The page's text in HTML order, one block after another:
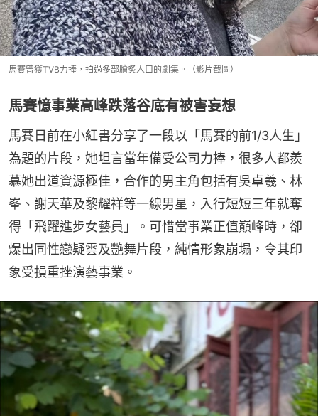
馬賽曾獲TVB力捧，拍過多部膾炙人口的劇集。（影片截圖）
馬賽憶事業高峰跌落谷底有被害妄想
馬賽日前在小紅書分享了一段以「馬賽的前1/3人生」
為題的片段，她坦言當年備受公司力捧，很多人都羨
慕她出道資源極佳，合作的男主角包括有吳卓羲、林
峯、謝天華及黎耀祥等一線男星，入行短短三年就奪
得「飛躍進步女藝員」。可惜當事業正值巔峰時，卻
爆出同性戀疑雲及艷舞片段，純情形象崩塌，令其印
象受損重挫演藝事業。